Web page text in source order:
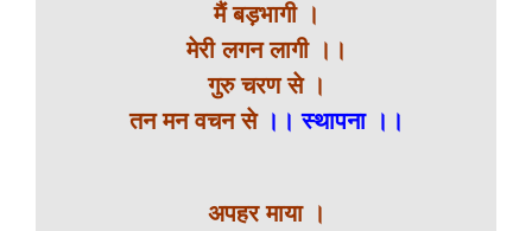
मैं बड़भागी ।
मेरी लगन लागी ।।
गुरु चरण से ।
तन मन वचन से।। स्थापना ।।
अपहर माया ।